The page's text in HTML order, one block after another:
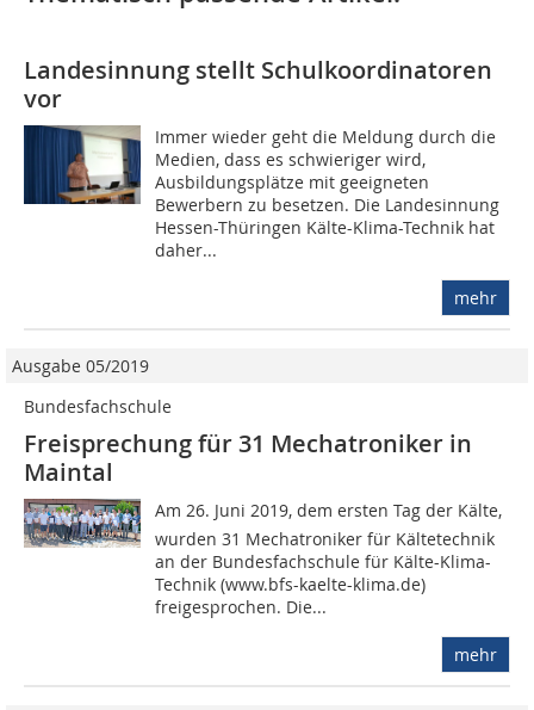
Landesinnung stellt Schulkoordinatoren
vor
Immer wieder geht die Meldung durch die
Medien, dass es schwieriger wird,
Ausbildungsplätze mit geeigneten
Bewerbern zu besetzen. Die Landesinnung
Hessen-Thüringen Kälte-Klima-Technik hat
daher...
mehr
Ausgabe 05/2019
Bundesfachschule
Freisprechung für 31 Mechatroniker in
Maintal
Am 26. Juni 2019, dem ersten Tag der Kälte,
wurden 31 Mechatroniker für Kältetechnik
an der Bundesfachschule für Kälte-Klima-
Technik (www.bfs-kaelte-klima.de)
freigesprochen. Die...
mehr